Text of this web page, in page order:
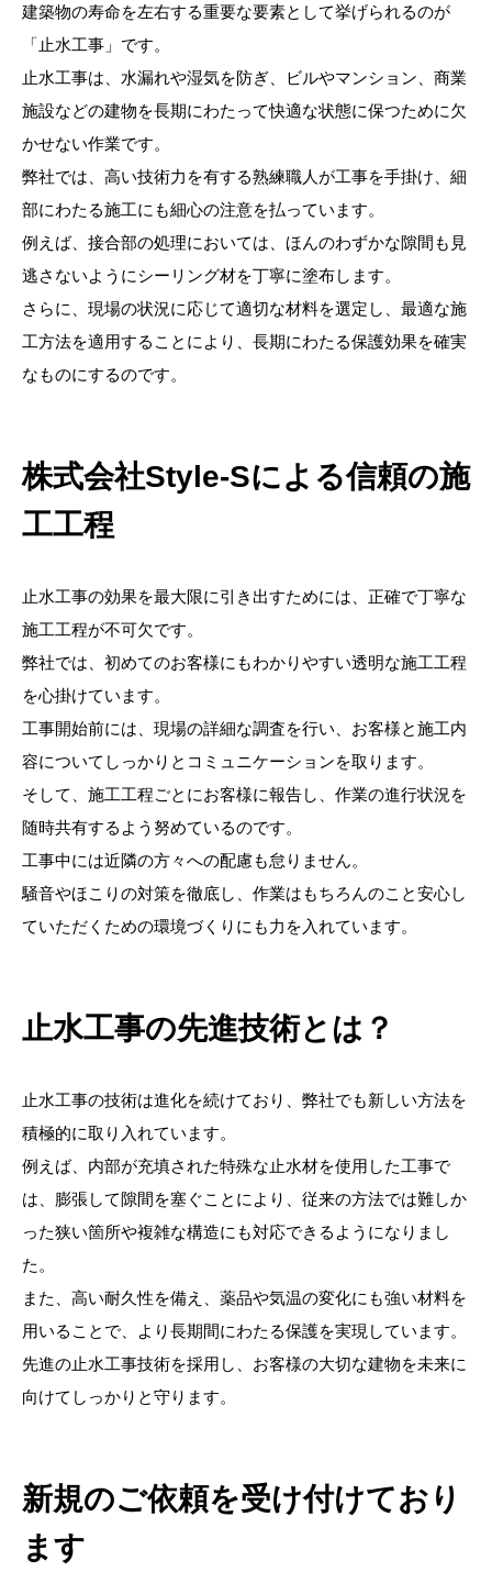
建築物の寿命を左右する重要な要素として挙げられるのが
「止水工事」です。
止水工事は、水漏れや湿気を防ぎ、ビルやマンション、商業
施設などの建物を長期にわたって快適な状態に保つために欠
かせない作業です。
弊社では、高い技術力を有する熟練職人が工事を手掛け、細
部にわたる施工にも細心の注意を払っています。
例えば、接合部の処理においては、ほんのわずかな隙間も見
逃さないようにシーリング材を丁寧に塗布します。
さらに、現場の状況に応じて適切な材料を選定し、最適な施
工方法を適用することにより、長期にわたる保護効果を確実
なものにするのです。
株式会社Style-Sによる信頼の施
工工程
止水工事の効果を最大限に引き出すためには、正確で丁寧な
施工工程が不可欠です。
弊社では、初めてのお客様にもわかりやすい透明な施工工程
を心掛けています。
工事開始前には、現場の詳細な調査を行い、お客様と施工内
容についてしっかりとコミュニケーションを取ります。
そして、施工工程ごとにお客様に報告し、作業の進行状況を
随時共有するよう努めているのです。
工事中には近隣の方々への配慮も怠りません。
騒音やほこりの対策を徹底し、作業はもちろんのこと安心し
ていただくための環境づくりにも力を入れています。
止水工事の先進技術とは？
止水工事の技術は進化を続けており、弊社でも新しい方法を
積極的に取り入れています。
例えば、内部が充填された特殊な止水材を使用した工事で
は、膨張して隙間を塞ぐことにより、従来の方法では難しか
った狭い箇所や複雑な構造にも対応できるようになりまし
た。
また、高い耐久性を備え、薬品や気温の変化にも強い材料を
用いることで、より長期間にわたる保護を実現しています。
先進の止水工事技術を採用し、お客様の大切な建物を未来に
向けてしっかりと守ります。
新規のご依頼を受け付けており
ます